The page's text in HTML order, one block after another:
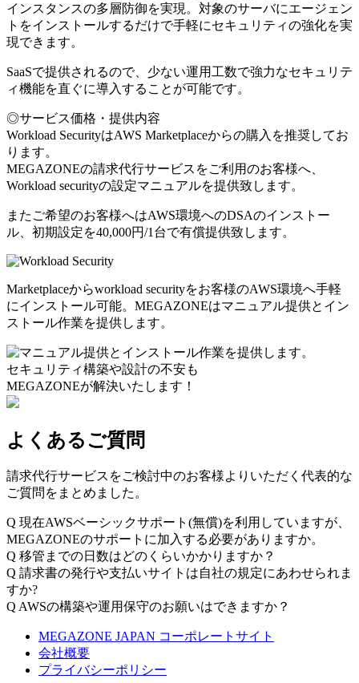
インスタンスの多層防御を実現。対象のサーバにエージェン
トをインストールするだけで手軽にセキュリティの強化を実
現できます。
SaaSで提供されるので、少ない運用工数で強力なセキュリテ
ィ機能を直ぐに導入することが可能です。
◎サービス価格・提供内容
Workload SecurityはAWS Marketplaceからの購入を推奨してお
ります。
MEGAZONEの請求代行サービスをご利用のお客様へ、
Workload securityの設定マニュアルを提供致します。
またご希望のお客様へはAWS環境へのDSAのインストー
ル、初期設定を40,000円/1台で有償提供致します。
Marketplaceからworkload securityをお客様のAWS環境へ手軽
にインストール可能。MEGAZONEはマニュアル提供とイン
ストール作業を提供します。
セキュリティ構築や設計の不安も
MEGAZONEが解決いたします！
よくあるご質問
請求代行サービスをご検討中のお客様よりいただく代表的な
ご質問をまとめました。
Q 現在AWSベーシックサポート(無償)を利用していますが、
MEGAZONEのサポートに加入する必要がありますか。
Q 移管までの日数はどのくらいかかりますか？
Q 請求書の発行や支払いサイトは自社の規定にあわせられま
すか?
Q AWSの構築や運用保守のお願いはできますか？
MEGAZONE JAPAN コーポレートサイト
会社概要
プライバシーポリシー